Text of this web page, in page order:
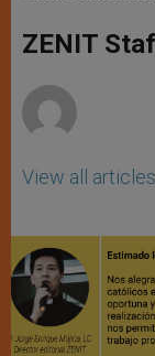
p
p
g
e
o
k
ZENIT
View all articles